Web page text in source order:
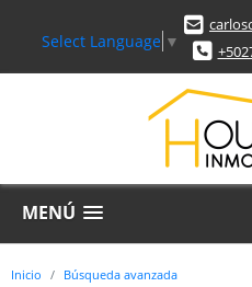
Select Language ▼
MENÚ
Inicio Búsqueda avanzada